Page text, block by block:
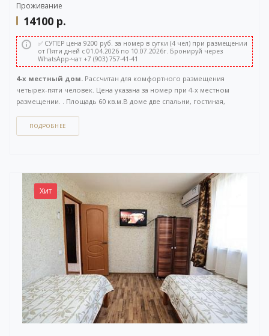
Проживание
14100 р.
✅ СУПЕР цена 9200 руб. за номер в сутки (4 чел) при размещении
от Пяти дней с 01.04.2026 по 10.07.2026г. Бронируй через
WhatsApp-чат +7 (903) 757-41-41
4-х местный дом. Рассчитан для комфортного размещения
четырех-пяти человек. Цена указана за номер при 4-х местном
размещении. . Площадь 60 кв.м.В доме две спальни, гостиная,
напрямуюпо телефону +7 (903) 757-41-41. Кнопка открытия
WhatsApp-чата также расположена в правом нижнем углу нашего
сайта.
ПОДРОБНЕЕ
Хит